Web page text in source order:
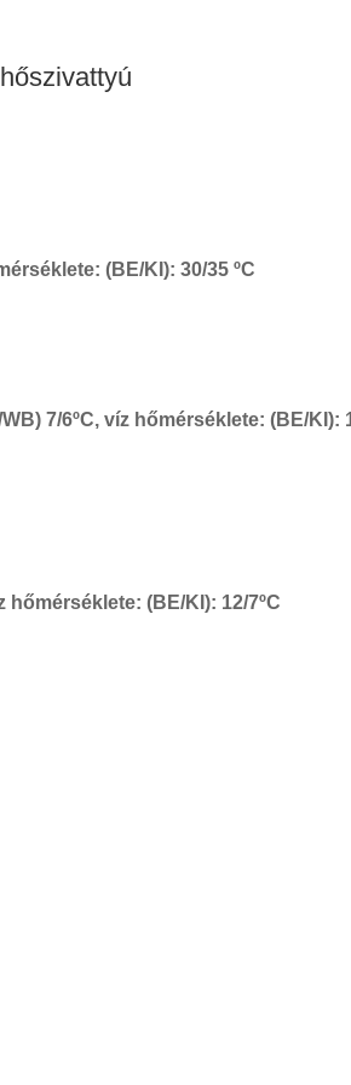
(BE/KI): 30/35 ºC
7/6ºC, víz hőmérséklete: (BE/KI):
hőmérséklete: (BE/KI): 12/7ºC